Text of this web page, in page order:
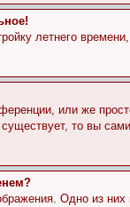
летнего
или же
существует, то вы
Одно из